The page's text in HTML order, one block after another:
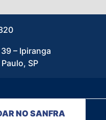
– Ipiranga
SP
NO SANFRA